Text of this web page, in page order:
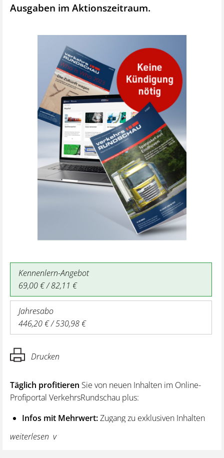
Ausgaben im Aktionszeitraum.
Kennenlern-Angebot
69,00 € / 82,11 €
Jahresabo
446,20 € / 530,98 €
Drucken
Täglich profitieren Sie von neuen Inhalten im Online-
Profiportal VerkehrsRundschau plus:
Infos mit Mehrwert:Zugang zu exklusiven Inhalten
und Hintergrundwissen – von aktuellen Regelungen
wie z. B. bei den Lenk- und Ruhezeiten,
weiterlesen